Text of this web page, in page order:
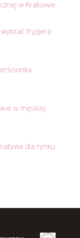
w Krakowie
fryzjera
w męskiej
dla rynku